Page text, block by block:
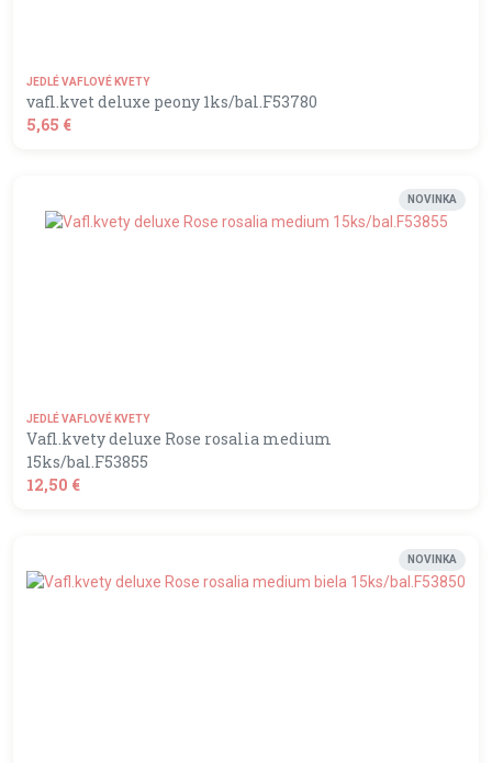
JEDLÉ VAFLOVÉ KVETY
vafl.kvet deluxe peony 1ks/bal.F53780
5,65 €
NOVINKA
JEDLÉ VAFLOVÉ KVETY
Vafl.kvety deluxe Rose rosalia medium
15ks/bal.F53855
12,50 €
NOVINKA